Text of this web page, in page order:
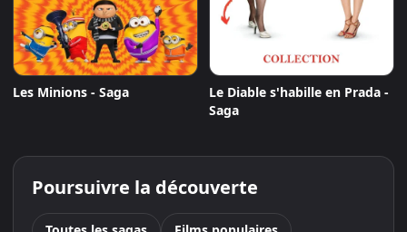
Les Minions - Saga
Le Diable s'habille en Prada -
Saga
Poursuivre la découverte